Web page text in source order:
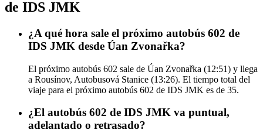
de IDS JMK
¿A qué hora sale el próximo autobús 602 de
IDS JMK desde Úan Zvonařka?
El próximo autobús 602 sale de Úan Zvonařka (12:51) y llega
a Rousínov, Autobusová Stanice (13:26). El tiempo total del
viaje para el próximo autobús 602 de IDS JMK es de 35.
¿El autobús 602 de IDS JMK va puntual,
adelantado o retrasado?